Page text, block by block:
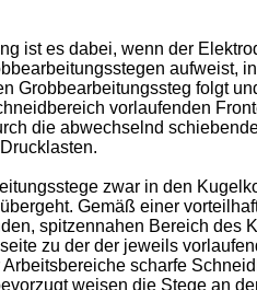
ist es dabei, wenn der
aufweist,
folgt
vorlaufenden
die abwechselnd
zwar in den
Gemäß einer
spitzennahen Bereich
zu der der jeweils
scharfe
weisen die Stege an